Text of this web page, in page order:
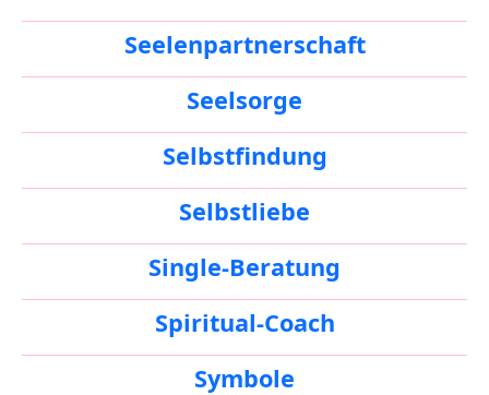
Seelenpartnerschaft
Seelsorge
Selbstfindung
Selbstliebe
Single-Beratung
Spiritual-Coach
Symbole